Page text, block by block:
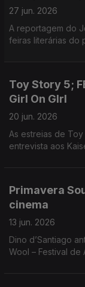
27 jun. 2026
A reportagem do
feiras literárias do
Toy Story 5;
Girl On GIrl
20 jun. 2026
As estreias de
entrevista aos
Primavera
cinema
13 jun. 2026
Dino d’Santiago
Wool – Festival de